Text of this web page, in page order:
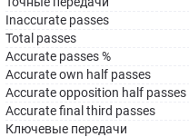
Inaccurate passes
Total passes
Accurate passes %
Accurate own half passes
Accurate opposition half passes
Accurate final third passes
Ключевые передачи